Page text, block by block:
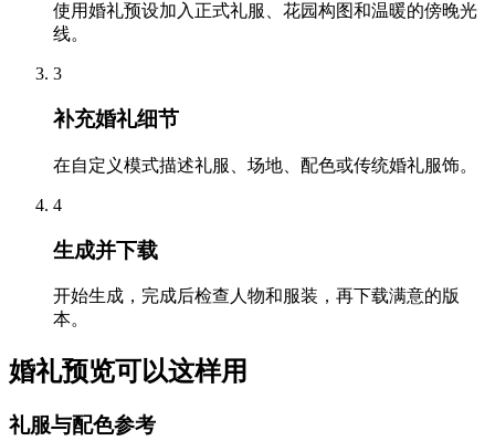
使用婚礼预设加入正式礼服、花园构图和温暖的傍晚光
线。
3
补充婚礼细节
在自定义模式描述礼服、场地、配色或传统婚礼服饰。
4
生成并下载
开始生成，完成后检查人物和服装，再下载满意的版
本。
婚礼预览可以这样用
礼服与配色参考